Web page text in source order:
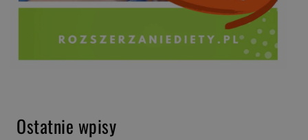
Ostatnie wpisy